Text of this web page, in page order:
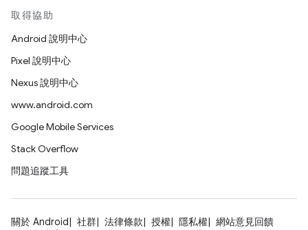
取得協助
Android 說明中心
Pixel 說明中心
Nexus 說明中心
www.android.com
Google Mobile Services
Stack Overflow
問題追蹤工具
關於 Android 社群 法律條款 授權 隱私權
網站意見回饋